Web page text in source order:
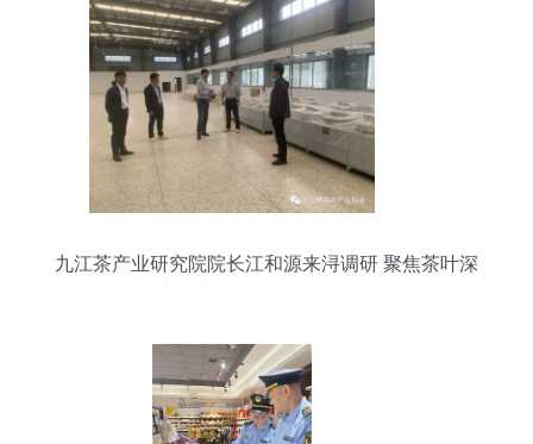
九江茶产业研究院院长江和源来浔调研 聚焦茶叶深